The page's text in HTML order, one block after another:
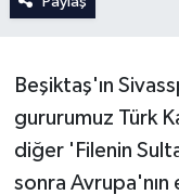
Beşiktaş'ın
gururumuz Türk
diğer 'Filenin
sonra Avrupa'nın
Eredevise
TFF 1.Lig